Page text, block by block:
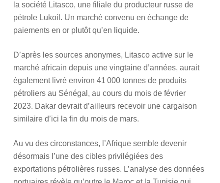
la société Litasco, une filiale du producteur russe de
pétrole Lukoil. Un marché convenu en échange de
paiements en or plutôt qu’en liquide.
D’après les sources anonymes, Litasco active sur le
marché africain depuis une vingtaine d’années, aurait
également livré environ 41 000 tonnes de produits
pétroliers au Sénégal, au cours du mois de février
2023. Dakar devrait d’ailleurs recevoir une cargaison
similaire d’ici la fin du mois de mars.
Au vu des circonstances, l’Afrique semble devenir
désormais l’une des cibles privilégiées des
exportations pétrolières russes. L’analyse des données